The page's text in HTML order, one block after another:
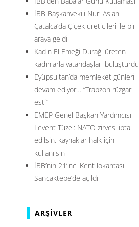
İBB Başkanvekili Nuri Aslan
Çatalca’da Çiçek üreticileri ile bir
araya geldi
Kadın El Emeği Durağı üreten
kadınlarla vatandaşları buluşturdu
Eyüpsultan’da memleket günleri
devam ediyor… ”Trabzon rüzgarı
esti”
EMEP Genel Başkan Yardımcısı
Levent Tüzel: NATO zirvesi iptal
edilsin, kaynaklar halk için
kullanılsın
İBB’nin 21’inci Kent lokantası
Sancaktepe’de açıldı
ARŞIVLER